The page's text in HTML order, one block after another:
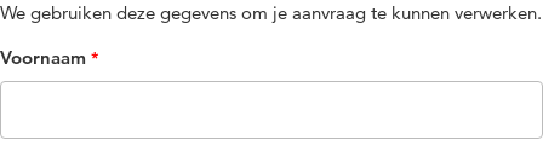
We gebruiken deze gegevens om je aanvraag te kunnen verwerken.
Voornaam